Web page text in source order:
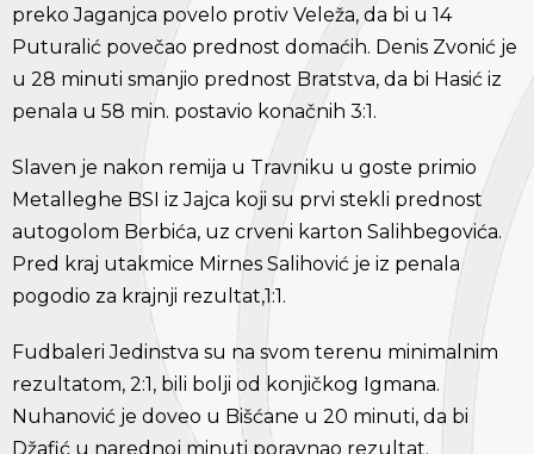
preko Jaganjca povelo protiv Veleža, da bi u 14
Puturalić povečao prednost domaćih. Denis Zvonić je
u 28 minuti smanjio prednost Bratstva, da bi Hasić iz
penala u 58 min. postavio konačnih 3:1.
Slaven je nakon remija u Travniku u goste primio
Metalleghe BSI iz Jajca koji su prvi stekli prednost
autogolom Berbića, uz crveni karton Salihbegovića.
Pred kraj utakmice Mirnes Salihović je iz penala
pogodio za krajnji rezultat,1:1.
Fudbaleri Jedinstva su na svom terenu minimalnim
rezultatom, 2:1, bili bolji od konjičkog Igmana.
Nuhanović je doveo u Bišćane u 20 minuti, da bi
Džafić u narednoj minuti poravnao rezultat.